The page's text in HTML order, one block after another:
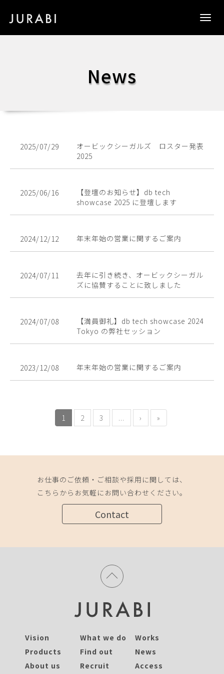
News
2025/07/29
オービックシーガルズ ロスター発表
2025
2025/06/16
【登壇のお知らせ】db tech
showcase 2025 に登壇します
2024/12/12 年末年始の営業に関するご案内
2024/07/11
去年に引き続き、オービックシーガル
ズに協賛することに致しました
2024/07/08
【満員御礼】db tech showcase 2024
Tokyo の弊社セッション
2023/12/08 年末年始の営業に関するご案内
1 2 3 ... › »
お仕事のご依頼・ご相談や採用に関しては、
こちらからお気軽にお問い合わせください。
Contact
Vision What we do
Works
Products
Find out
News
About us
Recruit Access